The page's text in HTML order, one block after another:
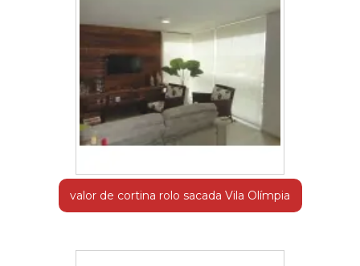
valor de cortina rolo sacada Vila Olímpia